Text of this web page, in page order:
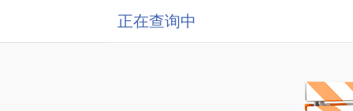
正在查询中